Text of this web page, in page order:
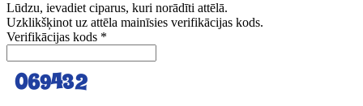
Lūdzu, ievadiet ciparus, kuri norādīti attēlā.
Uzklikšķinot uz attēla mainīsies verifikācijas kods.
Verifikācijas kods *